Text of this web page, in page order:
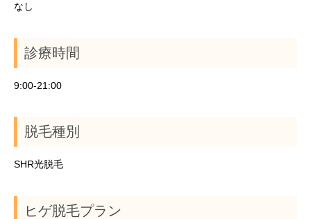
なし
診療時間
9:00-21:00
脱毛種別
SHR光脱毛
ヒゲ脱毛プラン